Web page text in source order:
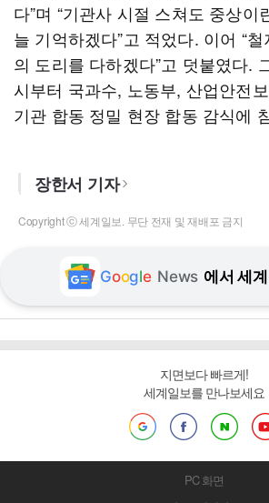
다”며 “기관사 시절 스쳐도 중상이
늘 기억하겠다”고 적었다. 이어 “
의 도리를 다하겠다”고 덧붙였다.
시부터 국과수, 노동부, 산업안전
기관 합동 정밀 현장 합동 감식에
장한서 기자
Copyright ⓒ 세계일보. 무단 전재 및 재배포 금지
Google News 에서 세
지면보다 빠르게!
세계일보를 만나보세요
PC 화면